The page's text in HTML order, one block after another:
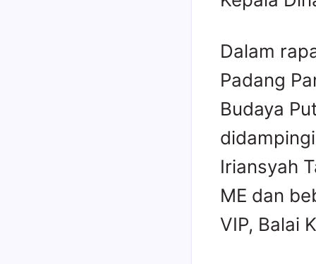
Dalam
Padang
Budaya
Iriansyah
ME dan
VIP, Balai